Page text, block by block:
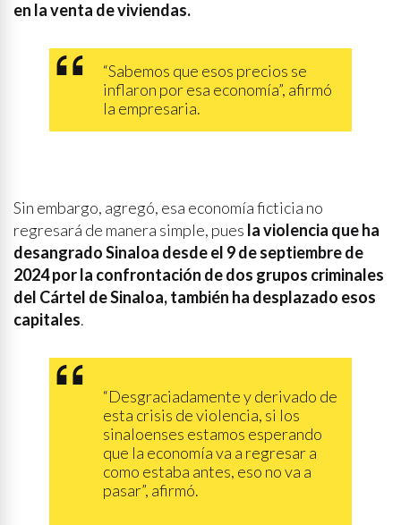
en la venta de viviendas.
“Sabemos que esos precios se
inflaron por esa economía”, afirmó
la empresaria.
Sin embargo, agregó, esa economía ficticia no
regresará de manera simple, pues la violencia que ha
desangrado Sinaloa desde el 9 de septiembre de
2024 por la confrontación de dos grupos criminales
del Cártel de Sinaloa, también ha desplazado esos
capitales.
“Desgraciadamente y derivado de
esta crisis de violencia, si los
sinaloenses estamos esperando
que la economía va a regresar a
como estaba antes, eso no va a
pasar”, afirmó.